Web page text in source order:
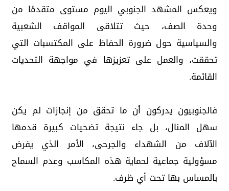
ويعكس المشهد الجنوبي اليوم مستوى متقدمًا من
وحدة الصف، حيث تتلاقى المواقف الشعبية
والسياسية حول ضرورة الحفاظ على المكتسبات التي
تحققت، والعمل على تعزيزها في مواجهة التحديات
القائمة.
فالجنوبيون يدركون أن ما تحقق من إنجازات لم يكن
سهل المنال، بل جاء نتيجة تضحيات كبيرة قدمها
الآلاف من الشهداء والجرحى، الأمر الذي يفرض
مسؤولية جماعية لحماية هذه المكاسب وعدم السماح
بالمساس بها تحت أي ظرف.